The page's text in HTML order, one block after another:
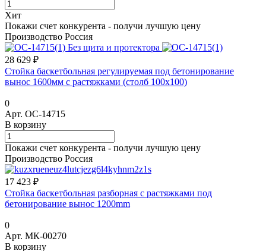
Хит
Покажи счет конкурента - получи лучшую цену
Производство Россия
28 629 ₽
Стойка баскетбольная регулируемая под бетонирование
вынос 1600мм с растяжками (столб 100х100)
0
Арт. ОС-14715
В корзину
Покажи счет конкурента - получи лучшую цену
Производство Россия
17 423 ₽
Стойка баскетбольная разборная с растяжками под
бетонирование вынос 1200mm
0
Арт. МК-00270
В корзину